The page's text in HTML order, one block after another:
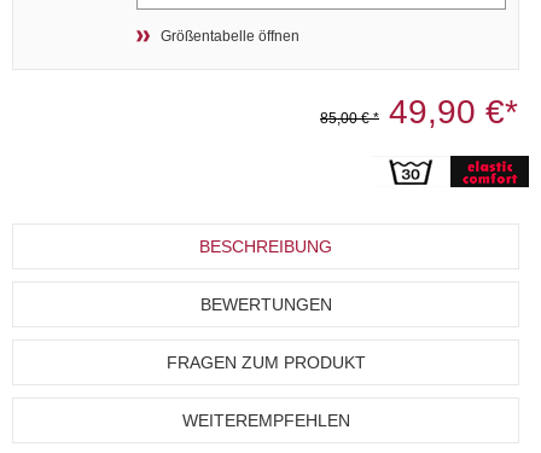
Größentabelle öffnen
85,00 € * 49,90 €*
BESCHREIBUNG
BEWERTUNGEN
FRAGEN ZUM PRODUKT
WEITEREMPFEHLEN